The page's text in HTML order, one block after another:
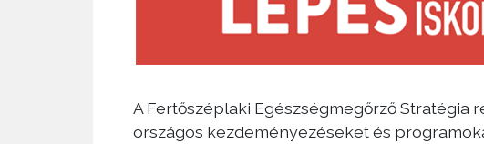
A Fertőszéplaki Egészségmegőrző Stratégia
országos kezdeményezéseket és